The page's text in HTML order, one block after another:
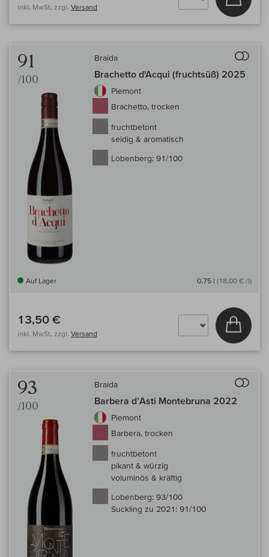
inkl. MwSt, zzgl. Versand
91
/100
Braida
Brachetto d'Acqui (fruchtsüß) 2025
Piemont
Brachetto, trocken
fruchtbetont
seidig & aromatisch
Lobenberg: 91/100
Auf Lager 0,75 l (18,00 € /l)
13,50 €
inkl. MwSt, zzgl. Versand
In
93
/100
Braida
Barbera d’Asti Montebruna 2022
Piemont
Barbera, trocken
fruchtbetont
pikant & würzig
voluminös & kräftig
Lobenberg: 93/100
Suckling zu 2021: 91/100